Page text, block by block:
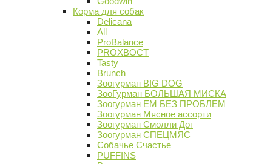
Корма для собак
Delicana
All
ProBalance
PROХВОСТ
Tasty
Brunch
Зоогурман BIG DOG
ЗооГурман БОЛЬШАЯ МИСКА
Зоогурман ЕМ БЕЗ ПРОБЛЕМ
Зоогурман Мясное ассорти
Зоогурман Смолли Дог
Зоогурман СПЕЦМЯС
Собачье Счастье
PUFFINS